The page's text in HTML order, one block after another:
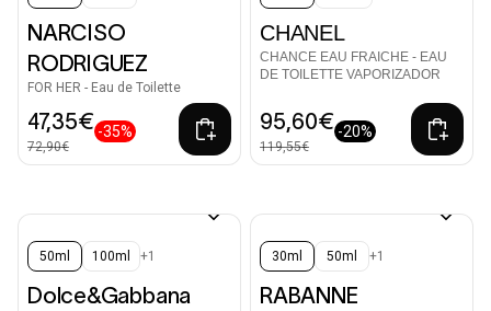
NARCISO
RODRIGUEZ
FOR HER - Eau de Toilette
47,35€
72,90€
-35%
CHANEL
CHANCE EAU FRAICHE - EAU
DE TOILETTE VAPORIZADOR
95,60€
119,55€
-20%
50ml 100ml +1
Dolce&Gabbana
30ml 50ml +1
RABANNE